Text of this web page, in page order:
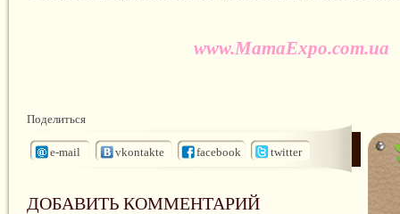
www.MamaExpo.com.ua
Поделиться
e-mail vkontakte facebook twitter
ДОБАВИТЬ КОММЕНТАРИЙ